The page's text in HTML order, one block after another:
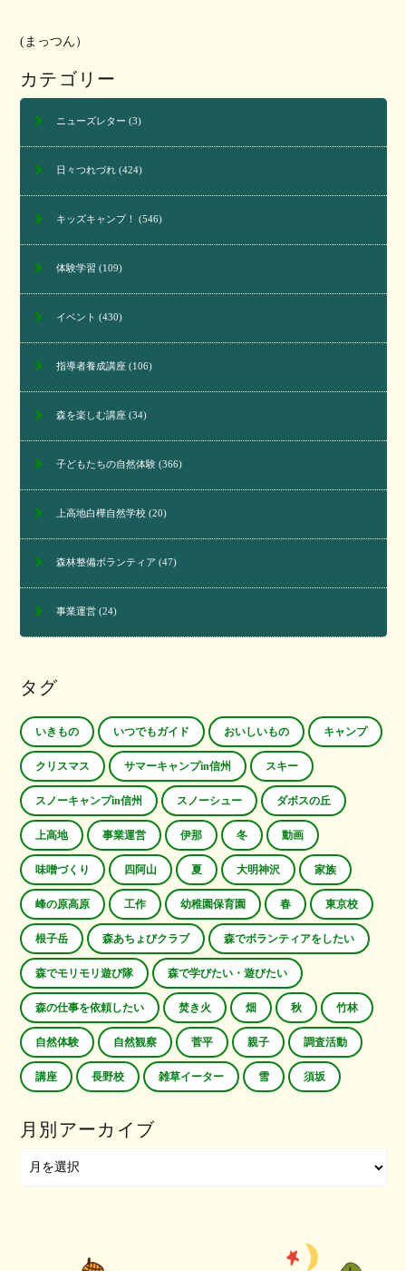
(まっつん）
カテゴリー
ニューズレター (3)
日々つれづれ(424)
キッズキャンプ！ (546)
体験学習 (109)
イベント (430)
指導者養成講座(106)
森を楽しむ講座(34)
子どもたちの自然体験(366)
上高地白樺自然学校(20)
森林整備ボランティア (47)
事業運営(24)
タグ
いきもの いつでもガイド おいしいもの キャンプ
クリスマス サマーキャンプin信州 スキー
スノーキャンプin信州 スノーシュー ダボスの丘
上高地 事業運営 伊那 冬 動画
味噌づくり 四阿山 夏 大明神沢 家族
峰の原高原 工作 幼稚園保育園 春 東京校
根子岳 森あちょびクラブ 森でボランティアをしたい
森でモリモリ遊び隊 森で学びたい・遊びたい
森の仕事を依頼したい 焚き火 畑 秋 竹林
自然体験 自然観察 菅平 親子 調査活動
講座 長野校 雑草イーター 雪 須坂
月別アーカイブ